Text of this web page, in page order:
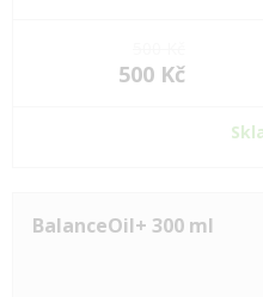
500 Kč
BalanceOil+ 300 ml